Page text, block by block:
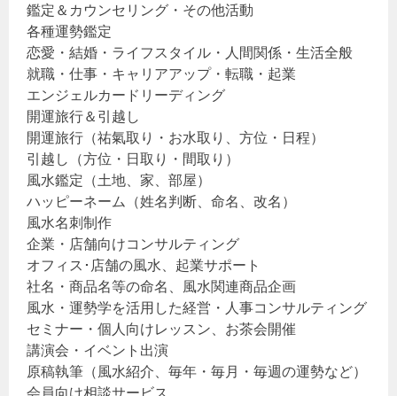
鑑定＆カウンセリング・その他活動
各種運勢鑑定
恋愛・結婚・ライフスタイル・人間関係・生活全般
就職・仕事・キャリアアップ・転職・起業
エンジェルカードリーディング
開運旅行＆引越し
開運旅行（祐氣取り・お水取り、方位・日程）
引越し（方位・日取り・間取り）
風水鑑定（土地、家、部屋）
ハッピーネーム（姓名判断、命名、改名）
風水名刺制作
企業・店舗向けコンサルティング
オフィス･店舗の風水、起業サポート
社名・商品名等の命名、風水関連商品企画
風水・運勢学を活用した経営・人事コンサルティング
セミナー・個人向けレッスン、お茶会開催
講演会・イベント出演
原稿執筆（風水紹介、毎年・毎月・毎週の運勢など）